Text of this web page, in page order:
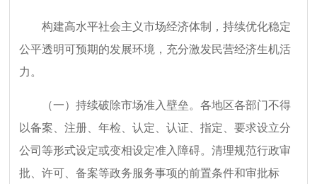
构建高水平社会主义市场经济体制，持续优化稳定
公平透明可预期的发展环境，充分激发民营经济生机活
力。
（一）持续破除市场准入壁垒。各地区各部门不得
以备案、注册、年检、认定、认证、指定、要求设立分
公司等形式设定或变相设定准入障碍。清理规范行政审
批、许可、备案等政务服务事项的前置条件和审批标